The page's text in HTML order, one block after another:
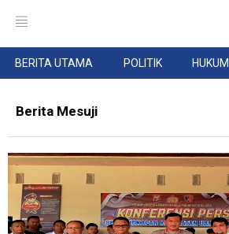
BERITA UTAMA POLITIK HUKUM
Berita Mesuji